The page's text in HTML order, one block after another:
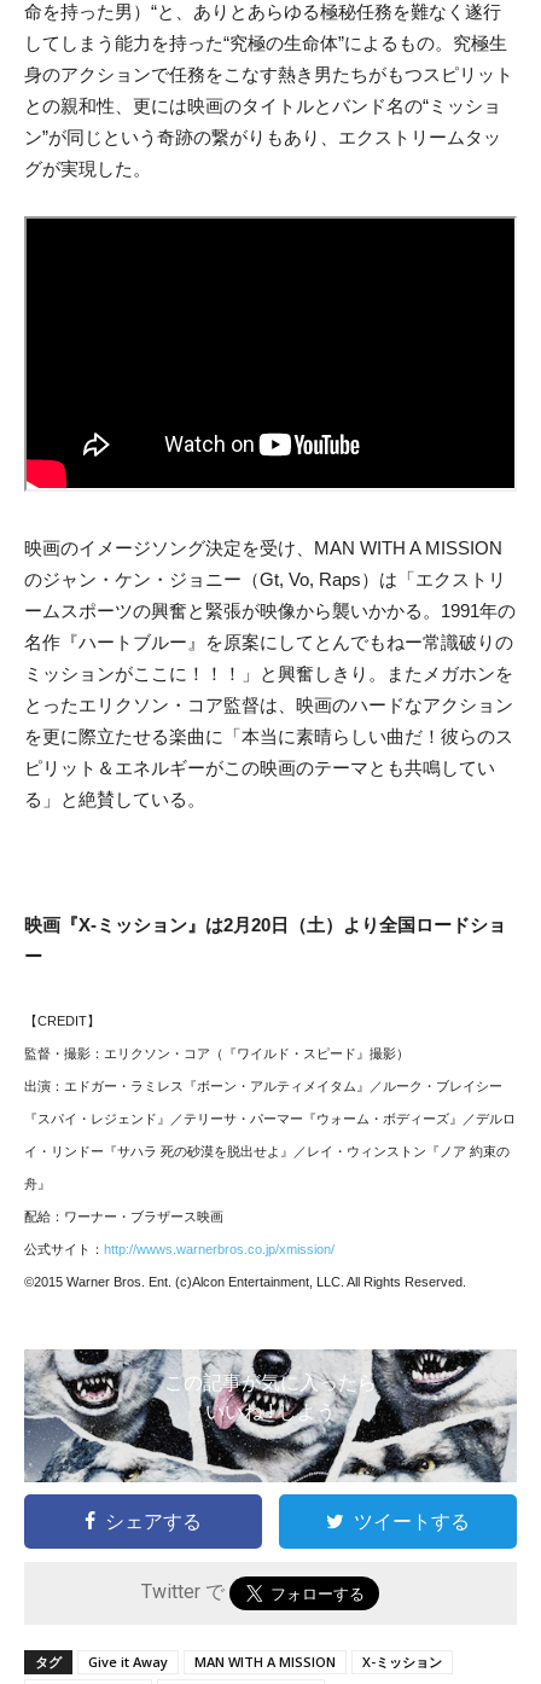
命を持った男）“と、ありとあらゆる極秘任務を難なく遂行
してしまう能力を持った“究極の生命体”によるもの。究極生
身のアクションで任務をこなす熱き男たちがもつスピリット
との親和性、更には映画のタイトルとバンド名の“ミッショ
ン”が同じという奇跡の繋がりもあり、エクストリームタッ
グが実現した。
映画のイメージソング決定を受け、MAN WITH A MISSION
のジャン・ケン・ジョニー（Gt, Vo, Raps）は「エクストリ
ームスポーツの興奮と緊張が映像から襲いかかる。1991年の
名作『ハートブルー』を原案にしてとんでもねー常識破りの
ミッションがここに！！！」と興奮しきり。またメガホンを
とったエリクソン・コア監督は、映画のハードなアクション
を更に際立たせる楽曲に「本当に素晴らしい曲だ！彼らのス
ピリット＆エネルギーがこの映画のテーマとも共鳴してい
る」と絶賛している。
映画『X-ミッション』は2月20日（土）より全国ロードショ
ー
【CREDIT】
監督・撮影：エリクソン・コア（『ワイルド・スピード』撮影）
出演：エドガー・ラミレス『ボーン・アルティメイタム』／ルーク・ブレイシー
『スパイ・レジェンド』／テリーサ・パーマー『ウォーム・ボディーズ』／デルロ
イ・リンドー『サハラ 死の砂漠を脱出せよ』／レイ・ウィンストン『ノア 約束の
舟』
配給：ワーナー・ブラザース映画
公式サイト： http://wwws.warnerbros.co.jp/xmission/
©2015 Warner Bros. Ent. (c)Alcon Entertainment, LLC. All Rights Reserved.
この記事が気に入ったら
いいね ! しよう
シェアする ツイートする
Twitter で
タグ Give it Away MAN WITH A MISSION
X-ミッション